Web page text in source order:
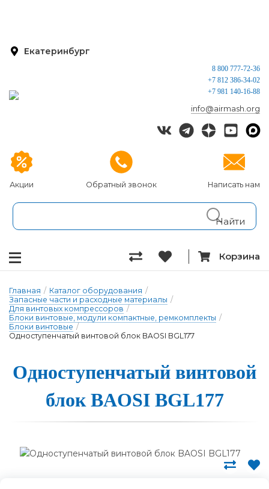
Екатеринбург
Акции Обратный звонок Написать нам
8 800 777-72-36
+7 812 386-34-02
+7 981 140-16-88
info@airmash.org
Корзина
Главная / Каталог оборудования /
Запасные части и расходные материалы /
Для винтовых компрессоров /
Блоки винтовые, модули компактные, ремкомплекты /
Блоки винтовые /
Одноступенчатый винтовой блок BAOSI BGL177
Од­носту­пен­ча­тый вин­то­вой
блок BAOSI BGL177